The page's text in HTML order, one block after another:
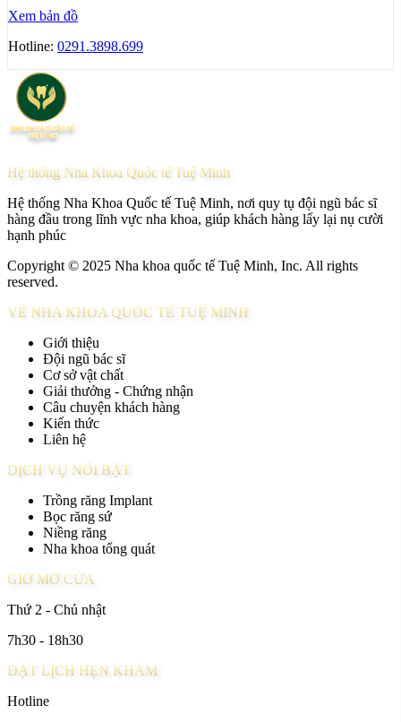
Xem bản đồ
Hotline: 0291.3898.699
Hệ thống Nha Khoa Quốc tế Tuệ Minh
Hệ thống Nha Khoa Quốc tế Tuệ Minh, nơi quy tụ đội ngũ bác sĩ
hàng đầu trong lĩnh vực nha khoa, giúp khách hàng lấy lại nụ cười
hạnh phúc
Copyright © 2025 Nha khoa quốc tế Tuệ Minh, Inc. All rights
reserved.
VỀ NHA KHOA QUỐC TẾ TUỆ MINH
Giới thiệu
Đội ngũ bác sĩ
Cơ sở vật chất
Giải thưởng - Chứng nhận
Câu chuyện khách hàng
Kiến thức
Liên hệ
DỊCH VỤ NỔI BẬT
Trồng răng Implant
Bọc răng sứ
Niềng răng
Nha khoa tổng quát
GIỜ MỞ CỬA
Thứ 2 - Chủ nhật
7h30 - 18h30
ĐẶT LỊCH HẸN KHÁM
Hotline